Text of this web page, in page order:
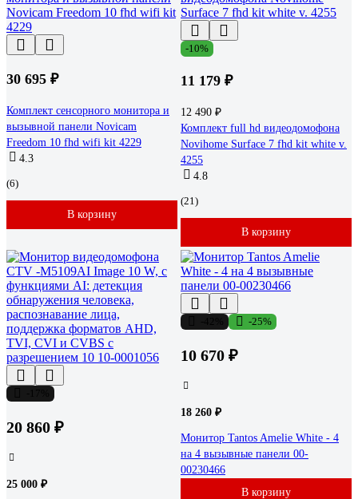
30 695 ₽
Комплект сенсорного монитора и
вызывной панели Novicam
Freedom 10 fhd wifi kit 4229
4.3
(6)
В корзину
-10%
11 179 ₽
12 490 ₽
Комплект full hd видеодомофона
Novihome Surface 7 fhd kit white v.
4255
4.8
(21)
В корзину
20 860 ₽
25 000 ₽
-25%
10 670 ₽
18 260 ₽
Монитор Tantos Amelie White - 4
на 4 вызывные панели 00-
00230466
В корзину